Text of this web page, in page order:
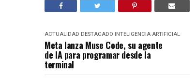
ACTUALIDAD DESTACADO INTELIGENCIA ARTIFICIAL
Meta lanza Muse Code, su agente
de IA para programar desde la
terminal